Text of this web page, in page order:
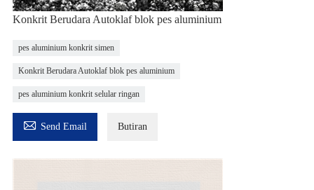
Konkrit Berudara Autoklaf blok pes aluminium
pes aluminium konkrit simen
Konkrit Berudara Autoklaf blok pes aluminium
pes aluminium konkrit selular ringan
 Send Email Butiran